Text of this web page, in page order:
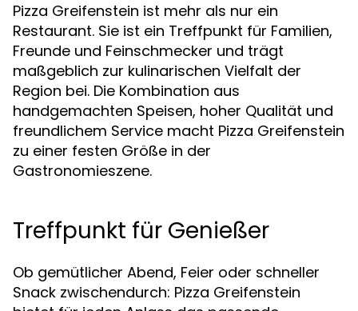
Pizza Greifenstein ist mehr als nur ein
Restaurant. Sie ist ein Treffpunkt für Familien,
Freunde und Feinschmecker und trägt
maßgeblich zur kulinarischen Vielfalt der
Region bei. Die Kombination aus
handgemachten Speisen, hoher Qualität und
freundlichem Service macht Pizza Greifenstein
zu einer festen Größe in der
Gastronomieszene.
Treffpunkt für Genießer
Ob gemütlicher Abend, Feier oder schneller
Snack zwischendurch: Pizza Greifenstein